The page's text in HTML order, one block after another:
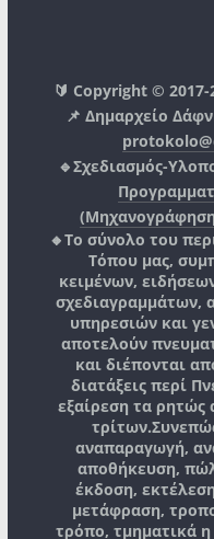
🔰 Copyright ©
📌 Δημαρχείο
🔹Σχεδιασμός-
🔸Το σύνολο του
Τόπου μας,
κειμένων,
σχεδιαγραμμάτων,
υπηρεσιών και
αποτελούν
και διέπονται
διατάξεις περί
εξαίρεση τα ρητώς
τρίτων.
αναπαραγωγή,
αποθήκευση,
έκδοση,
μετάφραση,
τρόπο, τμηματικά